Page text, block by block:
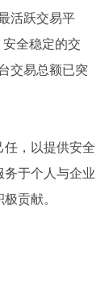
活跃交易平
全稳定的交
交易总额已突
任，以提供安全
务于个人与企业
贡献。